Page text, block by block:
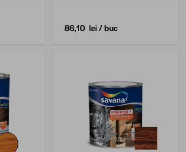
86,10 lei/ buc